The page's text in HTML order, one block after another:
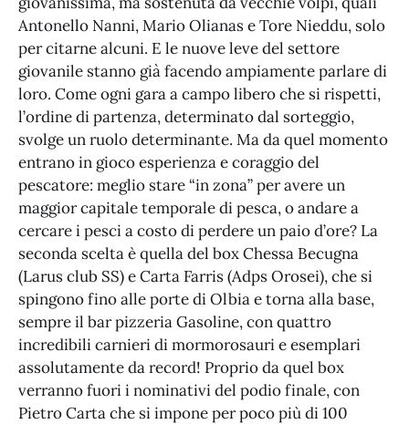
Antonello Nanni, Mario Olianas e Tore Nieddu, solo
per citarne alcuni. E le nuove leve del settore
giovanile stanno già facendo ampiamente parlare di
loro. Come ogni gara a campo libero che si rispetti,
l’ordine di partenza, determinato dal sorteggio,
svolge un ruolo determinante. Ma da quel momento
entrano in gioco esperienza e coraggio del
pescatore: meglio stare “in zona” per avere un
maggior capitale temporale di pesca, o andare a
cercare i pesci a costo di perdere un paio d’ore? La
seconda scelta è quella del box Chessa Becugna
(Larus club SS) e Carta Farris (Adps Orosei), che si
spingono fino alle porte di Olbia e torna alla base,
sempre il bar pizzeria Gasoline, con quattro
incredibili carnieri di mormorosauri e esemplari
assolutamente da record! Proprio da quel box
verranno fuori i nominativi del podio finale, con
Pietro Carta che si impone per poco più di 100